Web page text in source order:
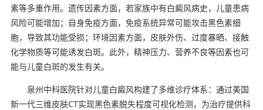
素等多重作用。遗传因素方面，若家族中有白癜风病史，儿童患病
风险可能增加；自身免疫方面，免疫系统异常可能攻击黑色素细
胞，导致其功能受损；环境因素方面，皮肤外伤、过度暴晒、接触
化学物质等可能诱发白斑。此外，精神压力、营养不良等因素也可
能与儿童白斑的发生有关。
泉州中科医院针对儿童白癜风构建了多维诊疗体系：通过美国
新一代三维皮肤CT实现黑色素脱失程度可视化检测，为治疗提供科